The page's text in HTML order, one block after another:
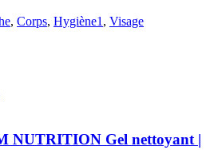
, Corps, Hygiène1 , Visage
NUTRITION Gel nettoyant |